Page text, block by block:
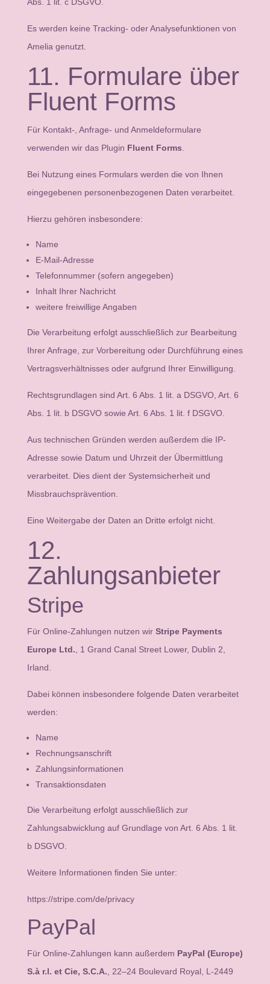
Es werden keine Tracking- oder Analysefunktionen von
Amelia genutzt.
11. Formulare über
Fluent Forms
Für Kontakt-, Anfrage- und Anmeldeformulare
verwenden wir das Plugin Fluent Forms
Bei Nutzung eines Formulars werden die von Ihnen
eingegebenen personenbezogenen Daten verarbeitet.
Hierzu gehören insbesondere:
Name
E-Mail-Adresse
Telefonnummer (sofern angegeben)
Inhalt Ihrer Nachricht
weitere freiwillige Angaben
Die Verarbeitung erfolgt ausschließlich zur Bearbeitung
Ihrer Anfrage, zur Vorbereitung oder Durchführung eines
Vertragsverhältnisses oder aufgrund Ihrer Einwilligung.
Rechtsgrundlagen sind Art. 6 Abs. 1 lit. a DSGVO, Art. 6
Abs. 1 lit. b DSGVO sowie Art. 6 Abs. 1 lit. f DSGVO.
Aus technischen Gründen werden außerdem die IP-
Adresse sowie Datum und Uhrzeit der Übermittlung
verarbeitet. Dies dient der Systemsicherheit und
Missbrauchsprävention.
Eine Weitergabe der Daten an Dritte erfolgt nicht.
12.
Zahlungsanbieter
Stripe
Für Online-Zahlungen nutzen wir Stripe Payments
Europe Ltd. , 1 Grand Canal Street Lower, Dublin 2,
Irland.
Dabei können insbesondere folgende Daten verarbeitet
werden:
Name
Rechnungsanschrift
Zahlungsinformationen
Transaktionsdaten
Die Verarbeitung erfolgt ausschließlich zur
Zahlungsabwicklung auf Grundlage von Art. 6 Abs. 1 lit.
b DSGVO.
Weitere Informationen finden Sie unter:
https://stripe.com/de/privacy
PayPal
Für Online-Zahlungen kann außerdem PayPal (Europe)
S.à r.l. et Cie, S.C.A. , 22–24 Boulevard Royal, L-2449